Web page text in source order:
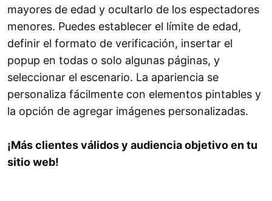
mayores de edad y ocultarlo de los espectadores
menores. Puedes establecer el límite de edad,
definir el formato de verificación, insertar el
popup en todas o solo algunas páginas, y
seleccionar el escenario. La apariencia se
personaliza fácilmente con elementos pintables y
la opción de agregar imágenes personalizadas.
¡Más clientes válidos y audiencia objetivo en tu
sitio web!